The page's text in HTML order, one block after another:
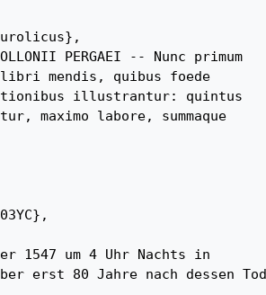
mendis, quibus foede
illustrantur: quintus
maximo labore, summaque
erst 80 Jahre nach dessen Tod